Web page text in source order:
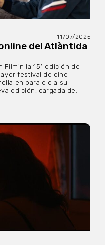
11/07/2025
del Atlàntida
Filmin la 15ª edición de
festival de cine
en paralelo a su
edición, cargada de...